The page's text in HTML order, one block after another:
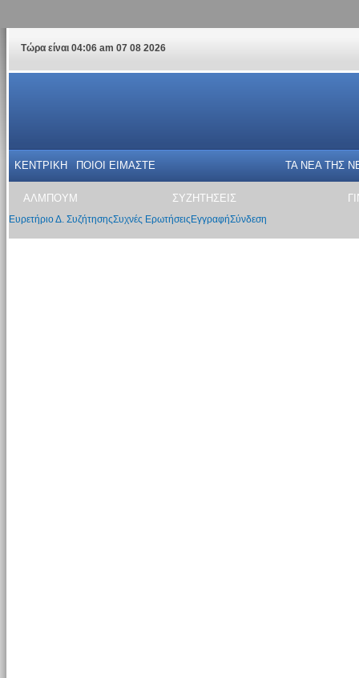
Τώρα είναι 04:06 am 07 08 2026
ΚΕΝΤΡΙΚΗ ΠΟΙΟΙ ΕΙΜΑΣΤΕ ΤΑ ΝΕΑ THΣ
ΑΛΜΠΟΥΜ ΣΥΖΗΤΗΣΕΙΣ
Ευρετήριο Δ. ΣυζήτησηςΣυχνές Ερωτήσεις ΕγγραφήΣύνδεση